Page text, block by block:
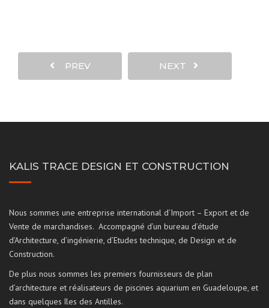
PREV NEXT
KALIS TRACE DESIGN ET CONSTRUCTION
Nous sommes une entreprise international d’Import – Export et de
Vente de marchandises. Accompagné d’un bureau d’étude
d’Architecture, d’ingénierie, d’Etudes technique, de Design et de
Construction.
De plus nous sommes les premiers fournisseurs de plan
d’architecture et réalisateurs de piscines aquarium en Guadeloupe, et
dans quelques îles des Antilles.